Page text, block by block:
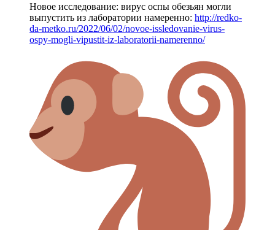
Новое исследование: вирус оспы обезьян могли
выпустить из лаборатории намеренно: http://redko-
da-metko.ru/2022/06/02/novoe-issledovanie-virus-
ospy-mogli-vipustit-iz-laboratorii-namerenno/